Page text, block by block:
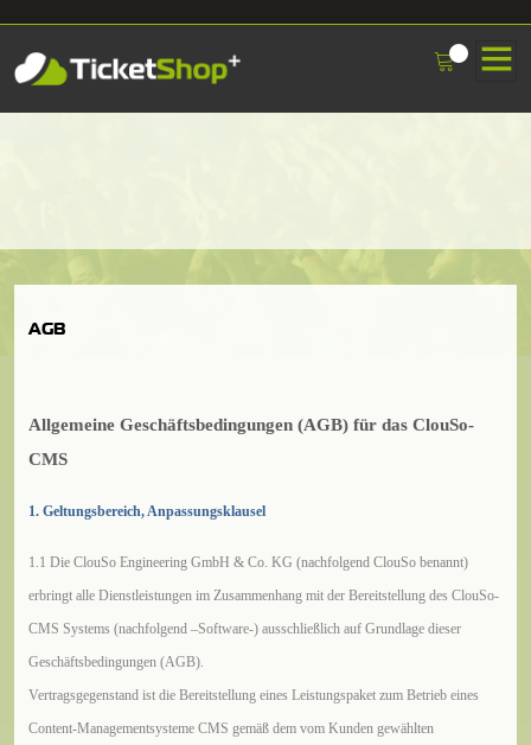
AGB
Allgemeine Geschäftsbedingungen (AGB) für das ClouSo-
CMS
1. Geltungsbereich, Anpassungsklausel
1.1 Die ClouSo Engineering GmbH & Co. KG (nachfolgend ClouSo benannt)
erbringt alle Dienstleistungen im Zusammenhang mit der Bereitstellung des ClouSo-
CMS Systems (nachfolgend –Software-) ausschließlich auf Grundlage dieser
Geschäftsbedingungen (AGB).
Vertragsgegenstand ist die Bereitstellung eines Leistungspaket zum Betrieb eines
Content-Managementsysteme CMS gemäß dem vom Kunden gewählten